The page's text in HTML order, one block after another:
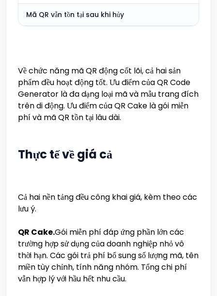
Mã QR vẫn tồn tại sau khi hủy
Về chức năng mã QR động cốt lõi, cả hai sản
phẩm đều hoạt động tốt. Ưu điểm của QR Code
Generator là đa dạng loại mã và mẫu trang đích
trên di động. Ưu điểm của QR Cake là gói miễn
phí và mã QR tồn tại lâu dài.
Thực tế về giá cả
Cả hai nền tảng đều công khai giá, kèm theo các
lưu ý.
QR Cake.Gói miễn phí đáp ứng phần lớn các
trường hợp sử dụng của doanh nghiệp nhỏ vô
thời hạn. Các gói trả phí bổ sung số lượng mã, tên
miền tùy chỉnh, tính năng nhóm. Tổng chi phí
vẫn hợp lý với hầu hết nhu cầu.